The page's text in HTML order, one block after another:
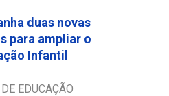
duas novas
para ampliar o
Infantil
EDUCAÇÃO